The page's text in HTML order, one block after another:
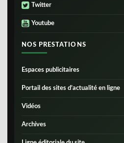
Twitter
Youtube
NOS PRESTATIONS
Espaces publicitaires
Portail des sites d’actualité en ligne
Vidéos
Archives